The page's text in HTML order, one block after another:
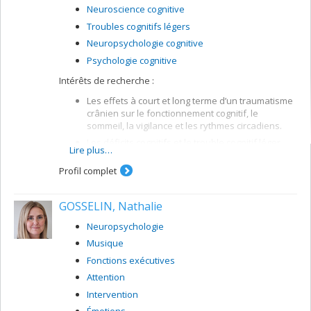
Neuroscience cognitive
Troubles cognitifs légers
Neuropsychologie cognitive
Psychologie cognitive
Intérêts de recherche :
Les effets à court et long terme d’un traumatisme
crânien sur le fonctionnement cognitif, le
sommeil, la vigilance et les rythmes circadiens.
associé à l’apnée obstructive du sommeil.
La pathophysiologie de l'hypersomnie
Le développement de plateforme de science
ouverte pour le partage des données et des
outils d'analyse en sommeil
Méthodologies :
Polysomnographie, évaluation neuropsychologique,
analyse spectrale de l’EEG, imagerie IRM et SPECT,
génétique.
Lire plus…
Profil complet
GOSSELIN, Nathalie
Neuropsychologie
Musique
Fonctions exécutives
Attention
Intervention